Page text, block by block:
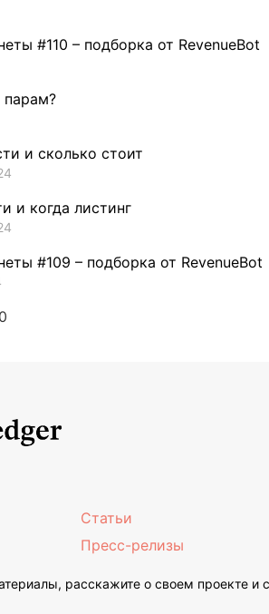
#110 – подборка от RevenueBot
парам?
и сколько стоит
и когда листинг
#109 – подборка от RevenueBot
Статьи
Пресс-релизы
расскажите о своем проекте и